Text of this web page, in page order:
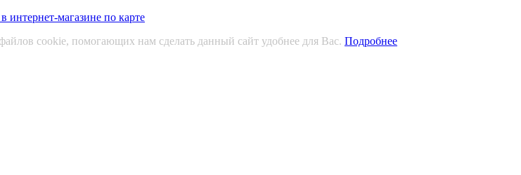
cookie, помогающих нам сделать данный сайт удобнее для Вас. Подробнее